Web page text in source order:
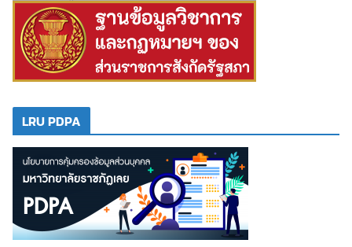
LRU PDPA